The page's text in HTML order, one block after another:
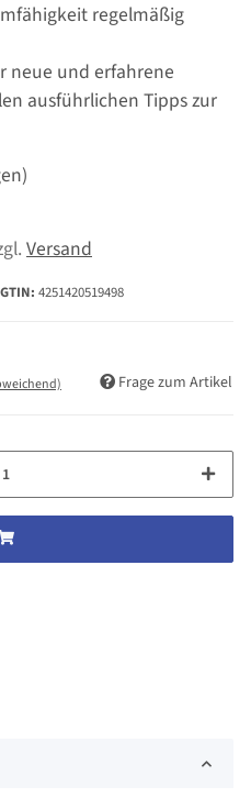
regelmäßig
neue und erfahrene
ausführlichen Tipps zur
Versand
GTIN: 4251420519498
Frage zum Artikel